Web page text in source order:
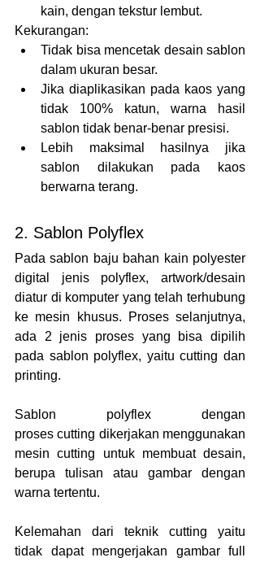
kain, dengan tekstur lembut.
Kekurangan:
Tidak bisa mencetak desain sablon
dalam ukuran besar.
Jika diaplikasikan pada kaos yang
tidak 100% katun, warna hasil
sablon tidak benar-benar presisi.
Lebih maksimal hasilnya jika
sablon dilakukan pada kaos
berwarna terang.
2. Sablon Polyflex
Pada sablon baju bahan kain polyester
digital jenis polyflex, artwork/desain
diatur di komputer yang telah terhubung
ke mesin khusus. Proses selanjutnya,
ada 2 jenis proses yang bisa dipilih
pada sablon polyflex, yaitu cutting dan
printing.
Sablon polyflex dengan
proses cutting dikerjakan menggunakan
mesin cutting untuk membuat desain,
berupa tulisan atau gambar dengan
warna tertentu.
Kelemahan dari teknik cutting yaitu
tidak dapat mengerjakan gambar full